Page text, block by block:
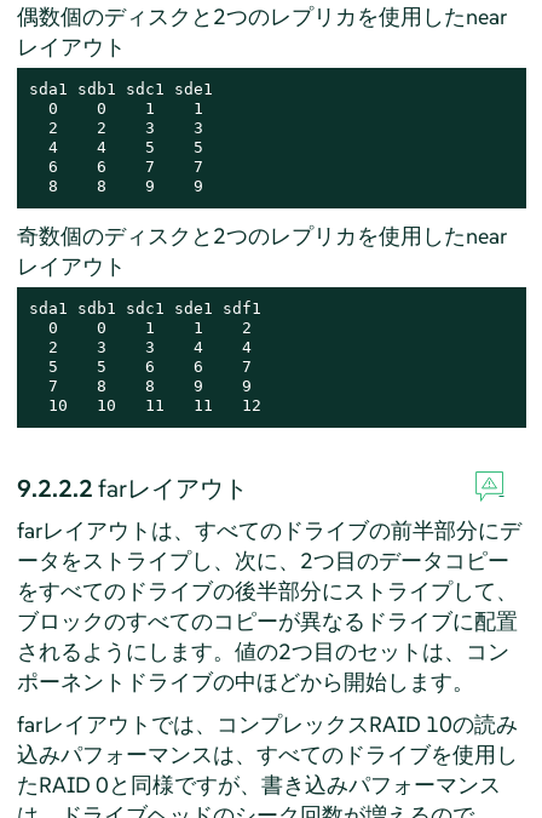
偶数個のディスクと2つのレプリカを使用したnear
レイアウト
sda1 sdb1 sdc1 sde1
  0    0    1    1
  2    2    3    3
  4    4    5    5
  6    6    7    7
  8    8    9    9
奇数個のディスクと2つのレプリカを使用したnear
レイアウト
sda1 sdb1 sdc1 sde1 sdf1
  0    0    1    1    2
  2    3    3    4    4
  5    5    6    6    7
  7    8    8    9    9
  10   10   11   11   12
9.2.2.2farレイアウト
farレイアウトは、すべてのドライブの前半部分にデ
ータをストライプし、次に、2つ目のデータコピー
をすべてのドライブの後半部分にストライプして、
ブロックのすべてのコピーが異なるドライブに配置
されるようにします。値の2つ目のセットは、コン
ポーネントドライブの中ほどから開始します。
farレイアウトでは、コンプレックスRAID 10の読み
込みパフォーマンスは、すべてのドライブを使用し
たRAID 0と同様ですが、書き込みパフォーマンス